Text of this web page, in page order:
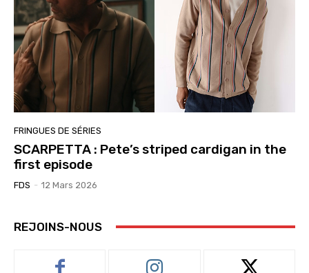
FRINGUES DE SÉRIES
SCARPETTA : Pete’s striped cardigan in the
first episode
FDS - 12 Mars 2026
REJOINS-NOUS